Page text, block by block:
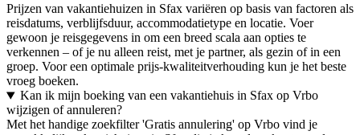
Prijzen van vakantiehuizen in Sfax variëren op basis van factoren als
reisdatums, verblijfsduur, accommodatietype en locatie. Voer
gewoon je reisgegevens in om een breed scala aan opties te
verkennen – of je nu alleen reist, met je partner, als gezin of in een
groep. Voor een optimale prijs-kwaliteitverhouding kun je het beste
vroeg boeken.
Kan ik mijn boeking van een vakantiehuis in Sfax op Vrbo
wijzigen of annuleren?
Met het handige zoekfilter 'Gratis annulering' op Vrbo vind je